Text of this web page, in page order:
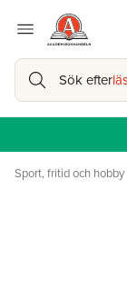
Sök efter
Sport, fritid och hobby